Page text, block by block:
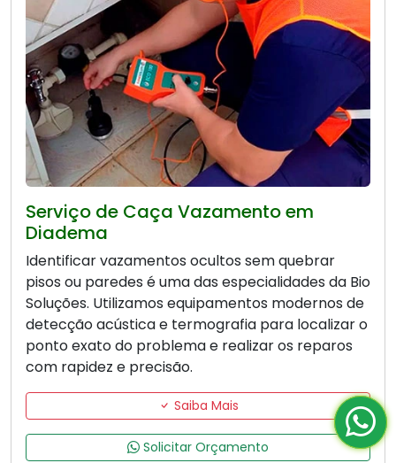
Serviço de Caça Vazamento em
Diadema
Identificar vazamentos ocultos sem quebrar
pisos ou paredes é uma das especialidades da Bio
Soluções. Utilizamos equipamentos modernos de
detecção acústica e termografia para localizar o
ponto exato do problema e realizar os reparos
com rapidez e precisão.
Saiba Mais
Solicitar Orçamento